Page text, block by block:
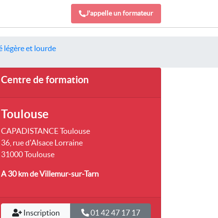
J'appelle un formateur
légère et lourde
Centre de formation
Toulouse
CAPADISTANCE Toulouse
36, rue d'Alsace Lorraine
31000 Toulouse
A 30 kmde Villemur-sur-Tarn
Inscription 01 42 47 17 17